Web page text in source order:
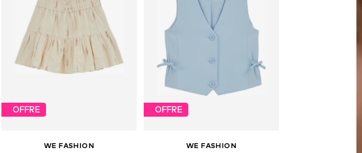
OFFRE
WE FASHION
OFFRE
WE FASHION